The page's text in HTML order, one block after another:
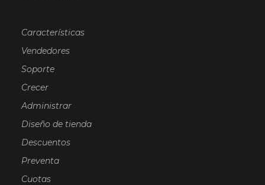
Características
Vendedores
Soporte
Crecer
Administrar
Diseño de tienda
Descuentos
Preventa
Cuotas